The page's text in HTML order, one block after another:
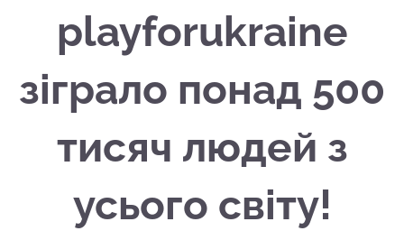
playforukraine
зіграло понад 500
тисяч людей з
усього світу!